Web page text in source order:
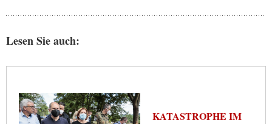
Lesen Sie auch:
KATASTROPHE IM